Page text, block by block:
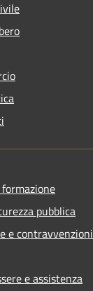
pubblica
e contravvenzioni
e assistenza